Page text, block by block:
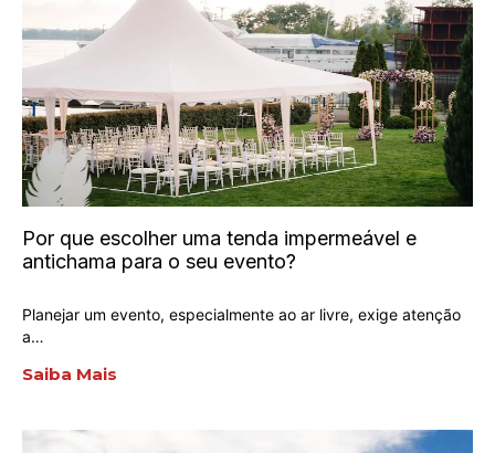
Por que escolher uma tenda impermeável e
antichama para o seu evento?
Planejar um evento, especialmente ao ar livre, exige atenção
a…
Saiba Mais